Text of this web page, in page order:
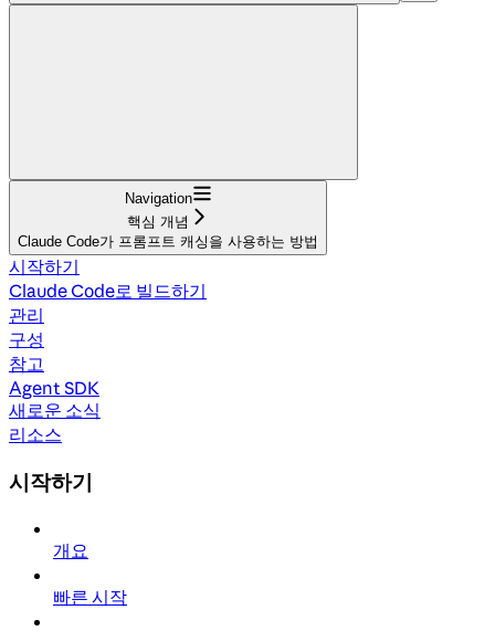
Navigation
핵심 개념
Claude Code가 프롬프트 캐싱을 사용하는 방법
시작하기
Claude Code로 빌드하기
관리
구성
참고
Agent SDK
새로운 소식
리소스
시작하기
개요
빠른 시작